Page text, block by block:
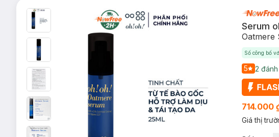
Serum
Oatmere
Số công bố
5 2
714.000
Giá thị